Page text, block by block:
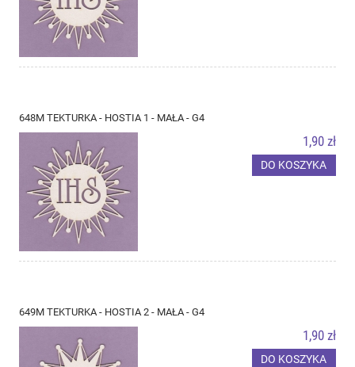
648M TEKTURKA - HOSTIA 1 - MAŁA - G4
1,90 zł
DO KOSZYKA
649M TEKTURKA - HOSTIA 2 - MAŁA - G4
1,90 zł
DO KOSZYKA